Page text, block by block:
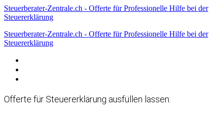
Steuerberater-Zentrale.ch - Offerte für Professionelle Hilfe bei der
Steuererklärung
Steuerberater-Zentrale.ch - Offerte für Professionelle Hilfe bei der
Steuererklärung
Offerte für Steuererklärung ausfüllen lassen: